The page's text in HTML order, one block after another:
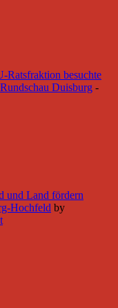
Ratsfraktion besuchte
Rundschau Duisburg -
und Land fördern
Hochfeld by